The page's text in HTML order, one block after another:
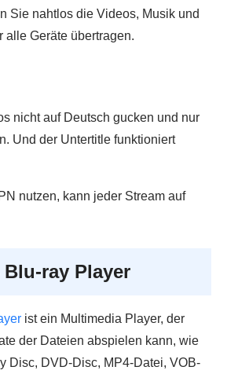
Sie nahtlos die Videos, Musik und
alle Geräte übertragen.
nicht auf Deutsch gucken und nur
Und der Untertitle funktioniert
nutzen, kann jeder Stream auf
Blu-ray Player
ist ein Multimedia Player, der
der Dateien abspielen kann, wie
Disc, DVD-Disc, MP4-Datei, VOB-